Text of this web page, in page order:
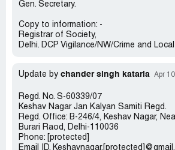
Gen. Secretary.
Copy to information: -
Registrar of Society,
Delhi. DCP Vigilance/NW/Crime and
Update by chander singh kataria Apr
Regd. No. S-60339/07
Keshav Nagar Jan Kalyan Samiti Regd.
Regd. Office: B-246/4, Keshav Nagar,
Burari Raod, Delhi-110036
Phone: [protected]
Email ID.